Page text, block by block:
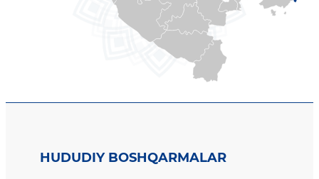
HUDUDIY BOSHQARMALAR